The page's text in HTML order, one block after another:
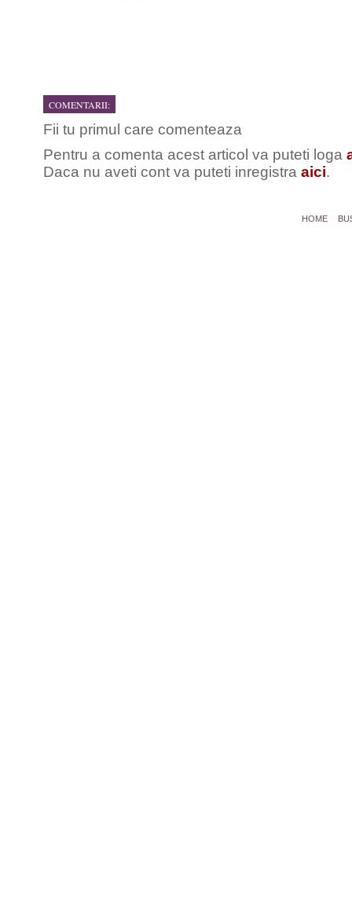
COMENTARII:
Fii tu primul care comenteaza
Pentru a comenta acest articol va puteti loga
Daca nu aveti cont va puteti inregistra aici.
HOME